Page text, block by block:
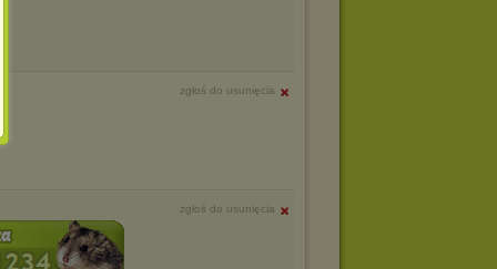
zgłoś do usunięcia
zgłoś do usunięcia